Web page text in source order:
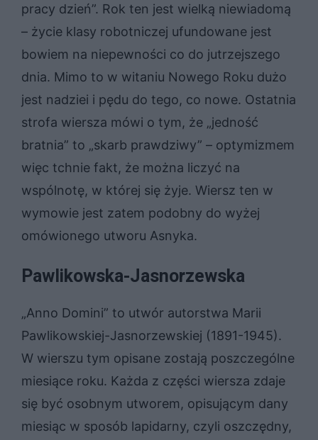
pracy dzień”. Rok ten jest wielką niewiadomą
– życie klasy robotniczej ufundowane jest
bowiem na niepewności co do jutrzejszego
dnia. Mimo to w witaniu Nowego Roku dużo
jest nadziei i pędu do tego, co nowe. Ostatnia
strofa wiersza mówi o tym, że „jedność
bratnia” to „skarb prawdziwy” – optymizmem
więc tchnie fakt, że można liczyć na
wspólnotę, w której się żyje. Wiersz ten w
wymowie jest zatem podobny do wyżej
omówionego utworu Asnyka.
Pawlikowska-Jasnorzewska
„Anno Domini” to utwór autorstwa Marii
Pawlikowskiej-Jasnorzewskiej (1891-1945).
W wierszu tym opisane zostają poszczególne
miesiące roku. Każda z części wiersza zdaje
się być osobnym utworem, opisującym dany
miesiąc w sposób lapidarny, czyli oszczędny,